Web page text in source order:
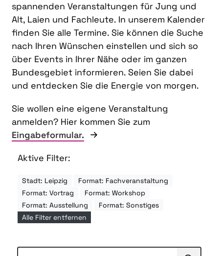
spannenden Veranstaltungen für Jung und
Alt, Laien und Fachleute. In unserem Kalender
finden Sie alle Termine. Sie können die Suche
nach Ihren Wünschen einstellen und sich so
über Events in Ihrer Nähe oder im ganzen
Bundesgebiet informieren. Seien Sie dabei
und entdecken Sie die Energie von morgen.
Sie wollen eine eigene Veranstaltung
anmelden? Hier kommen Sie zum
Eingabeformular.
Aktive Filter:
Stadt: Leipzig
Format: Fachveranstaltung
Format: Vortrag
Format: Workshop
Format: Ausstellung
Format: Sonstiges
Alle Filter entfernen